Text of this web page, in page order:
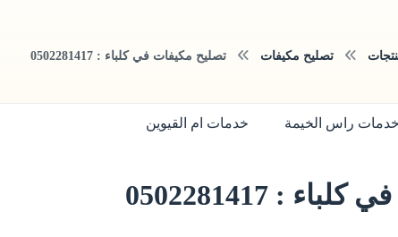
خدمات راس الخيمة خدمات ام القيوين
تصليح مكيفات تصليح مكيفات في كلباء : 0502281417
: 0502281417